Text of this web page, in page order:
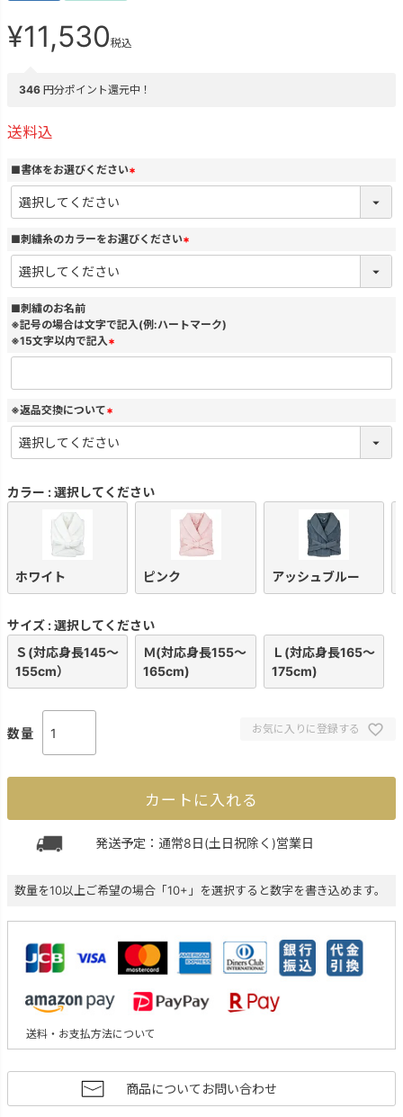
¥11,530税込
346 円分ポイント還元中！
送料込
■書体をお選びください
(
須
)
■刺繍糸のカラーをお選びください
(
須
■刺繍のお名前
※記号の場合は文字で記入(例:ハートマーク)
※15文字以内で記入
(
須
)
※返品交換について
(
必
須
カラー 選択してください
ホワイト ピンク アッシュブルー
サイズ 選択してください
Ｓ(対応身長145～
155cm）
Ｍ(対応身長155～
165cm)
Ｌ(対応身長165～
175cm)
お気に入りに登録する
カートに入れる
発送予定：通常8日(土日祝除く)営業日
数量を10以上ご希望の場合「10+」を選択すると数字を書き込めます。
送料・お支払方法について
商品についてお問い合わせ